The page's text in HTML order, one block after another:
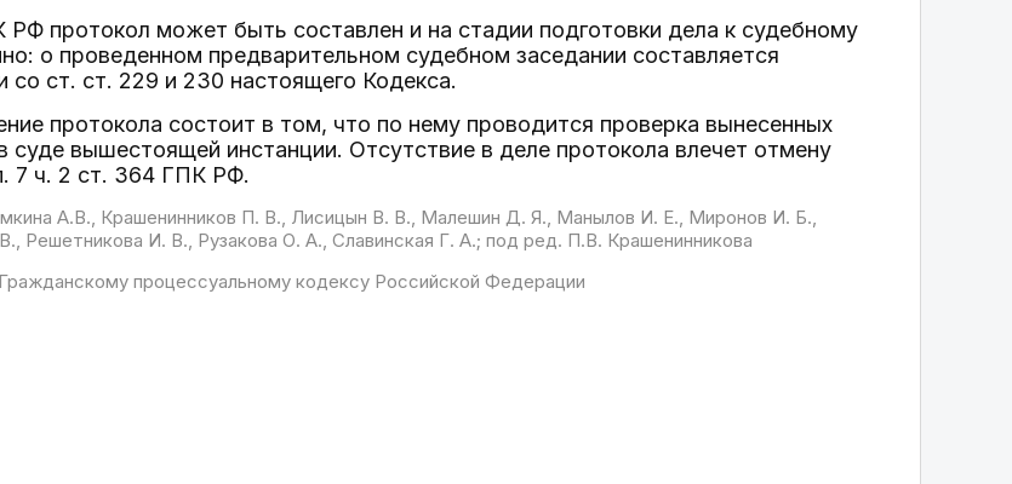
РФ протокол может быть составлен и на стадии подготовки дела к судебному
о проведенном предварительном судебном заседании составляется
со ст. ст. 229 и 230 настоящего Кодекса.
протокола состоит в том, что по нему проводится проверка вынесенных
суде вышестоящей инстанции. Отсутствие в деле протокола влечет отмену
7 ч. 2 ст. 364 ГПК РФ.
А.В., Крашенинников П. В., Лисицын В. В., Малешин Д. Я., Манылов И. Е., Миронов И. Б.,
Решетникова И. В., Рузакова О. А., Славинская Г. А.; под ред. П.В. Крашенинникова
процессуальному кодексу Российской Федерации